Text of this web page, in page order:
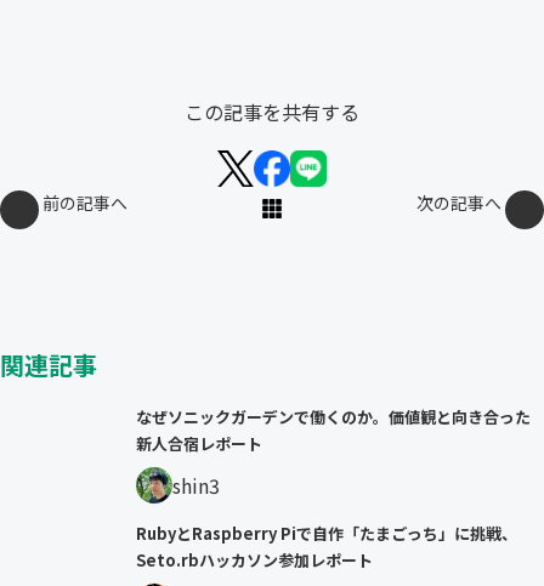
この記事を共有する
前の記事へ 次の記事へ
関連記事
なぜソニックガーデンで働くのか。価値観と向き合った
新人合宿レポート
shin3
RubyとRaspberry Piで自作「たまごっち」に挑戦、
Seto.rbハッカソン参加レポート